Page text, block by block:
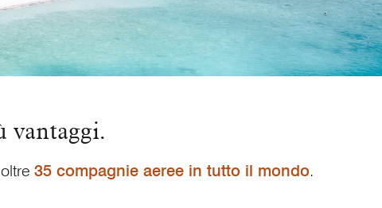
vantaggi.
35 compagnie aeree in tutto il mondo.